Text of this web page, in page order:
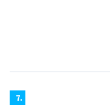
7.